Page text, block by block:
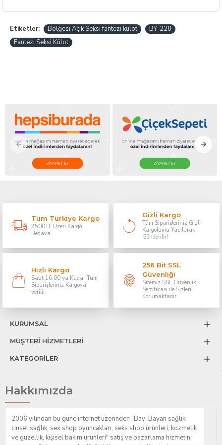
Etiketler: Bölgesi Açık Seksi fantezi külot
BY-228
Fantezi Seksi Külot
Tüm Türkiye Kargo
2500TL Üzeri Kargo
Bedava
Gizli Kargo
Tüm Siparişleriniz Gizli
Kargolama Yapılarak
Gönderilir!
Hızlı Kargo
Saat 16:00 ya Kadar Tüm
Siparişleriniz Kargoya
verilir.
256 Bit SSL
Güvenliği
Sitemiz SSL Güvenlik
Sertifikası ile Sizleri
Korumaktadır
KURUMSAL
MÜŞTERİ HİZMETLERİ
KATEGORİLER
Hakkımızda
2006 yılından bu güne internet üzerinden "Bay-Bayan sağlık,
cinsel sağlık, sex shop oyuncakları, seks shop ürünleri, kozmetik
ve güzellik, kişisel bakım ürünleri" satış ve pazarlama hizmetini